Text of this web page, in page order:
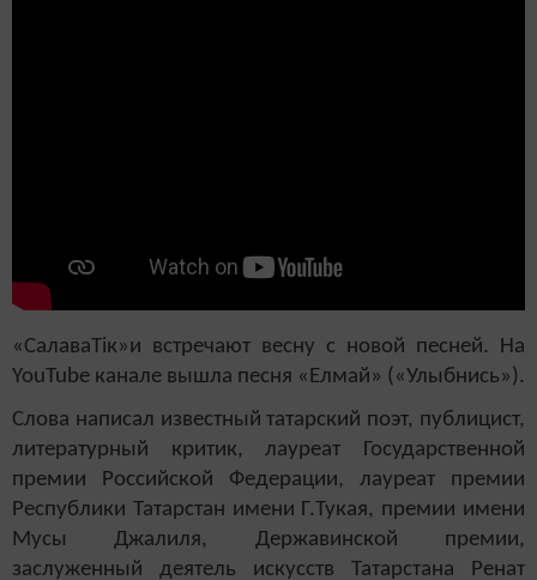
«СалаваТік»и встречают весну с новой песней. На
YouTube канале вышла песня «Елмай» («Улыбнись»).
Слова написал известный татарский поэт, публицист,
литературный критик, лауреат Государственной
премии Российской Федерации, лауреат премии
Республики Татарстан имени Г.Тукая, премии имени
Мусы Джалиля, Державинской премии,
заслуженный деятель искусств Татарстана Ренат